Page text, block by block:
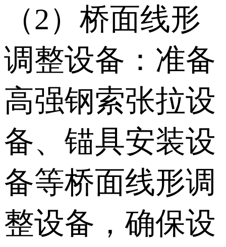
（2）桥面线形
调整设备：准备
高强钢索张拉设
备、锚具安装设
备等桥面线形调
整设备，确保设